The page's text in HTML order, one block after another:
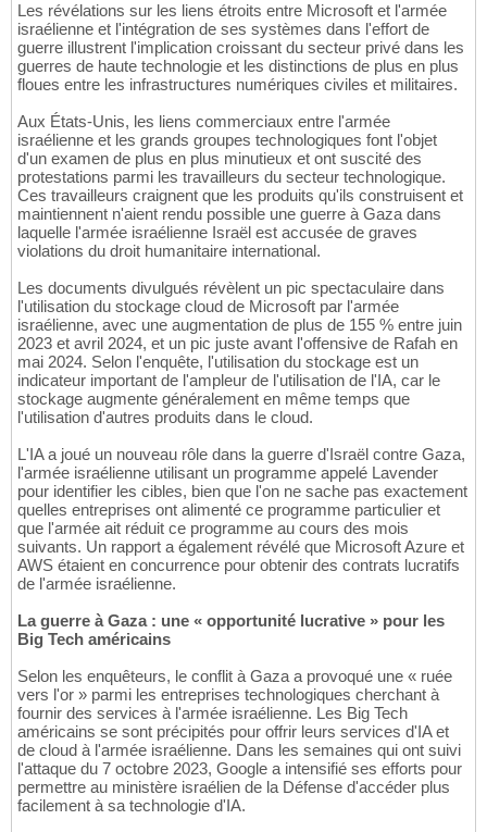
Les révélations sur les liens étroits entre Microsoft et l'armée
israélienne et l'intégration de ses systèmes dans l'effort de
guerre illustrent l'implication croissant du secteur privé dans les
guerres de haute technologie et les distinctions de plus en plus
floues entre les infrastructures numériques civiles et militaires.
Aux États-Unis, les liens commerciaux entre l'armée
israélienne et les grands groupes technologiques font l'objet
d'un examen de plus en plus minutieux et ont suscité des
protestations parmi les travailleurs du secteur technologique.
Ces travailleurs craignent que les produits qu'ils construisent et
maintiennent n'aient rendu possible une guerre à Gaza dans
laquelle l'armée israélienne Israël est accusée de graves
violations du droit humanitaire international.
Les documents divulgués révèlent un pic spectaculaire dans
l'utilisation du stockage cloud de Microsoft par l'armée
israélienne, avec une augmentation de plus de 155 % entre juin
2023 et avril 2024, et un pic juste avant l'offensive de Rafah en
mai 2024. Selon l'enquête, l'utilisation du stockage est un
indicateur important de l'ampleur de l'utilisation de l'IA, car le
stockage augmente généralement en même temps que
l'utilisation d'autres produits dans le cloud.
L'IA a joué un nouveau rôle dans la guerre d'Israël contre Gaza,
l'armée israélienne utilisant un programme appelé Lavender
pour identifier les cibles, bien que l'on ne sache pas exactement
quelles entreprises ont alimenté ce programme particulier et
que l'armée ait réduit ce programme au cours des mois
suivants. Un rapport a également révélé que Microsoft Azure et
AWS étaient en concurrence pour obtenir des contrats lucratifs
de l'armée israélienne.
La guerre à Gaza : une « opportunité lucrative » pour les
Big Tech américains
Selon les enquêteurs, le conflit à Gaza a provoqué une « ruée
vers l'or » parmi les entreprises technologiques cherchant à
fournir des services à l'armée israélienne. Les Big Tech
américains se sont précipités pour offrir leurs services d'IA et
de cloud à l'armée israélienne. Dans les semaines qui ont suivi
l'attaque du 7 octobre 2023, Google a intensifié ses efforts pour
permettre au ministère israélien de la Défense d'accéder plus
facilement à sa technologie d'IA.